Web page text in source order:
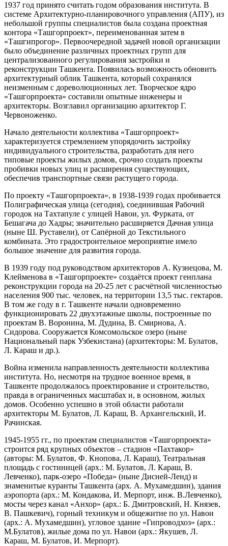
1937 год принято считать годом образования института. В
системе Архитектурно-планировочного управления (АПУ), из
небольшой группы специалистов была создана проектная
контора «Ташгорпроект», переименованная затем в
«Ташгипрогор». Первоочередной задачей новой организации
было объединение различных проектных групп для
централизованного регулирования застройки и
реконструкции Ташкента. Появилась возможность обновить
архитектурный облик Ташкента, который сохранялся
неизменным с дореволюционных лет. Творческое ядро
«Ташгорпроекта» составили опытные инженеры и
архитекторы. Возглавил организацию архитектор Г.
Червоноженко.
Начало деятельности коллектива «Ташгорпроект»
характеризуется стремлением упорядочить застройку
индивидуального строительства, разработать для него
типовые проекты жилых домов, срочно создать проекты
пробивки новых улиц и расширения существующих,
обеспечив транспортные связи растущего города.
По проекту «Ташгорпроекта», в 1938-1939 годах пробивается
Полиграфическая улица (сегодня), соединившая Рабочий
городок на Тахтапуле с улицей Навои, ул. Фурката, от
Бешагача до Хадры; значительно расширяется Дачная улица
(ныне Ш. Руставели), от Сапёрной до Текстильного
комбината. Это градостроительное мероприятие имело
большое значение для развития города.
В 1939 году под руководством архитекторов А. Кузнецова, М.
Клейменова в «Ташгорпроекте» создаётся проект генплана
реконструкции города на 20-25 лет с расчётной численностью
населения 900 тыс. человек, на территории 13,5 тыс. гектаров.
В том же году в г. Ташкенте начали одновременно
функционировать 22 двухэтажные школы, построенные по
проектам В. Воронина, М. Дудина, В. Смирнова, А.
Сидорова. Сооружается Комсомольское озеро (ныне
Национальный парк Узбекистана) (архитекторы: М. Булатов,
Л. Караш и др.).
Война изменила направленность деятельности коллектива
института. Но, несмотря на трудное военное время, в
Ташкенте продолжалось проектирование и строительство,
правда в ограниченных масштабах и, в основном, жилых
домов. Особенно успешно в этой области работали
архитекторы М. Булатов, Л. Караш, В. Архангельский, И.
Рачинская.
1945-1955 гг., по проектам специалистов «Ташгорпроекта»
строится ряд крупных объектов – стадион «Пахтакор»
(авторы: М. Булатов, Ф. Кнопова, Л. Караш), Театральная
площадь с гостиницей (арх.: М. Булатов, Л. Караш, В.
Левченко), парк-озеро «Победа» (ныне Дисней-Ленд) и
знаменитые куранты Ташкента (арх. А. Мухамедшин), здания
аэропорта (арх.: М. Кондакова, И. Мерпорт, инж. В.Левченко),
мосты через канал «Анхор» (арх.: Б. Дмитровский, Н. Князев,
В. Пашкевич), горный техникум и общежитие по ул. Навои
(арх.: А. Мухамедшин), угловое здание «Гипроводхоз» (арх.:
М.Булатов), жилые дома по ул. Навои (арх.: Якушев, Л.
Караш, М. Булатов, И. Мерпорт).